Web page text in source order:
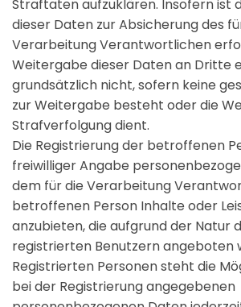
Straftaten aufzuklären. Insofern ist
dieser Daten zur Absicherung des
Verarbeitung Verantwortlichen
Weitergabe dieser Daten an Dritte
grundsätzlich nicht, sofern keine
zur Weitergabe besteht oder die
Strafverfolgung dient.
Die Registrierung der betroffenen
freiwilliger Angabe
dem für die Verarbeitung
betroffenen Person Inhalte oder
anzubieten, die aufgrund der Natur
registrierten Benutzern angeboten
Registrierten Personen steht die
bei der Registrierung angegebenen